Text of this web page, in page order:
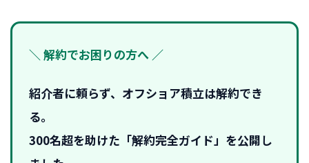
＼ 解約でお困りの方へ ／
紹介者に頼らず、オフショア積立は解約でき
る。
300名超を助けた「解約完全ガイド」を公開し